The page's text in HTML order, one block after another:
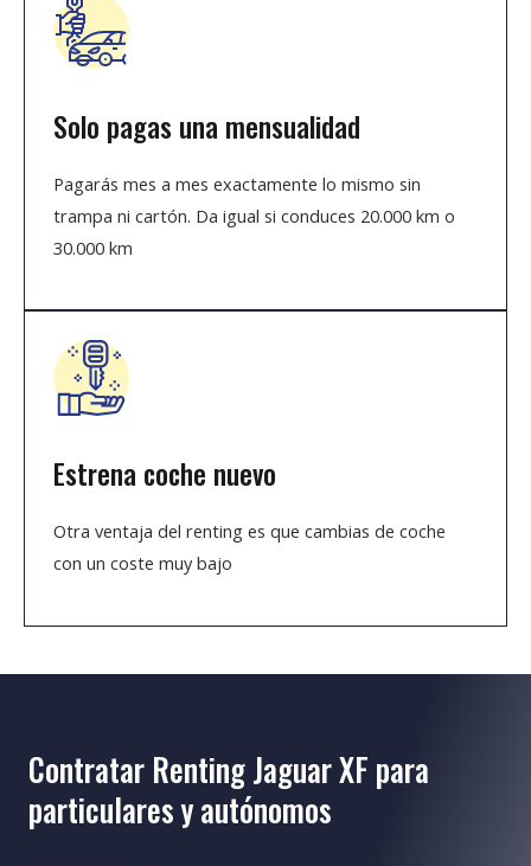
Solo pagas una mensualidad
Pagarás mes a mes exactamente lo mismo sin
trampa ni cartón. Da igual si conduces 20.000 km o
30.000 km
Estrena coche nuevo
Otra ventaja del renting es que cambias de coche
con un coste muy bajo
Contratar Renting Jaguar XF para
particulares y autónomos